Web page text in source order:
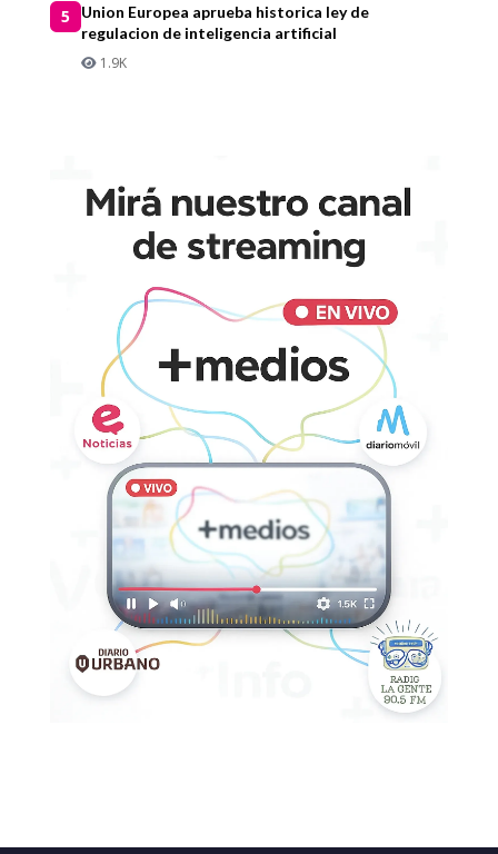
5
Union Europea aprueba historica ley de
regulacion de inteligencia artificial
1.9K